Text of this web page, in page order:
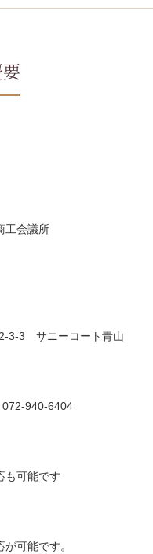
工会議所
3-3 サニーコート青山
940-6404
も可能です
可能です。